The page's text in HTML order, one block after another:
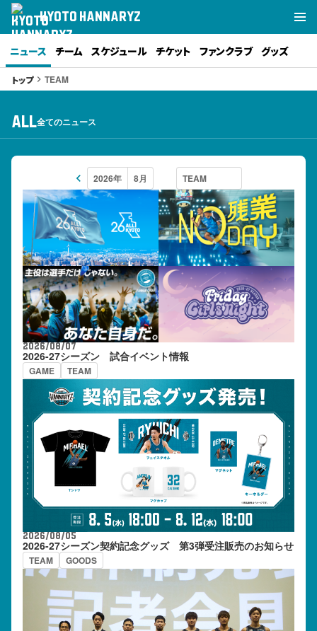
KYOTO HANNARYZ
ニュース チーム スケジュール チケット ファンクラブ グッズ
トップkeyboard_arrow_right TEAM
ALL全てのニュース
keyboard_arrow_left
2026/08/07
2026-27シーズン 試合イベント情報
GAME TEAM
2026/08/05
2026-27シーズン契約記念グッズ 第3弾受注販売のお知らせ
TEAM GOODS